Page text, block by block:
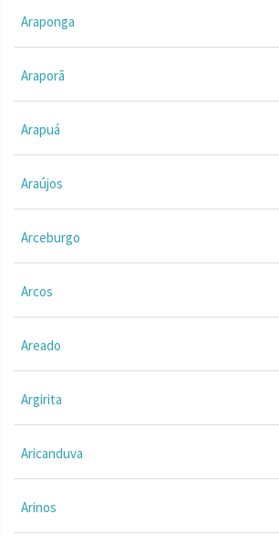
Araponga
Araporã
Arapuá
Araújos
Arceburgo
Arcos
Areado
Argirita
Aricanduva
Arinos